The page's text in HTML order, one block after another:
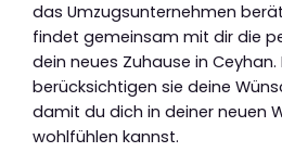
das Umzugsunternehmen
findet gemeinsam mit dir die
dein neues Zuhause in Ceyhan.
berücksichtigen sie deine
damit du dich in deiner neuen
wohlfühlen kannst.